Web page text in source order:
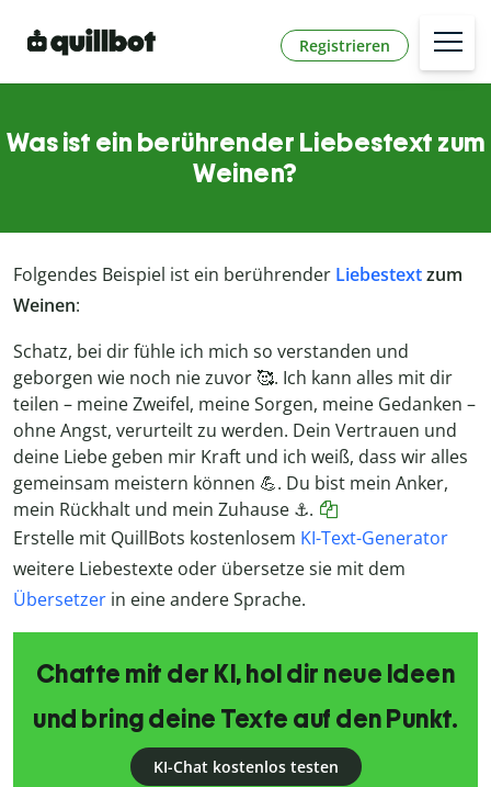
Registrieren
Was ist ein berührender Liebestext zum
Weinen?
Folgendes Beispiel ist ein berührender Liebestextzum
Weinen:
Schatz, bei dir fühle ich mich so verstanden und
geborgen wie noch nie zuvor 🥰. Ich kann alles mit dir
teilen – meine Zweifel, meine Sorgen, meine Gedanken –
ohne Angst, verurteilt zu werden. Dein Vertrauen und
deine Liebe geben mir Kraft und ich weiß, dass wir alles
gemeinsam meistern können 💪. Du bist mein Anker,
mein Rückhalt und mein Zuhause ⚓.
Erstelle mit QuillBots kostenlosem KI-Text-Generator
weitere Liebestexte oder übersetze sie mit dem
Übersetzer in eine andere Sprache.
Chatte mit der KI, hol dir neue Ideen
und bring deine Texte auf den Punkt.
KI-Chat kostenlos testen